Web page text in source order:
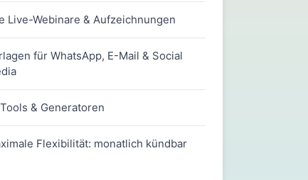
Live-Webinare & Aufzeichnungen
für WhatsApp, E-Mail & Social
& Generatoren
Flexibilität: monatlich kündbar